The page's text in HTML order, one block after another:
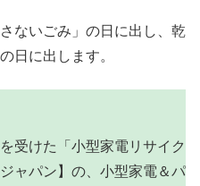
ないごみ」の日に出し、乾
日に出します。
受けた「小型家電リサイク
ャパン】の、小型家電＆パ